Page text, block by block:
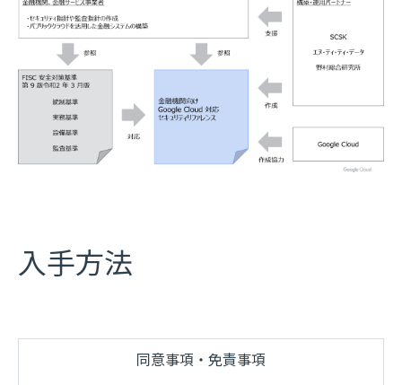
入手方法
同意事項・免責事項